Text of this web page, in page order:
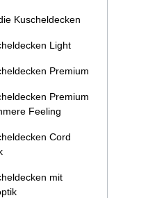
Kuscheldecken
Light
Premium
Premium
Feeling
Cord
mit